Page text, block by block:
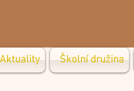
Aktuality Školní družina